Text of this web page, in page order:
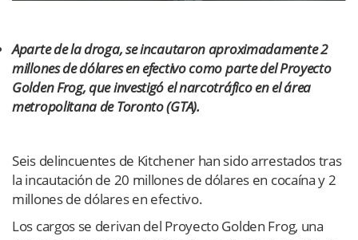
Aparte de la droga, se incautaron aproximadamente 2
millones de dólares en efectivo como parte del Proyecto
Golden Frog, que investigó el narcotráfico en el área
metropolitana de Toronto (GTA).
Seis delincuentes de Kitchener han sido arrestados tras
la incautación de 20 millones de dólares en cocaína y 2
millones de dólares en efectivo.
Los cargos se derivan del Proyecto Golden Frog, una